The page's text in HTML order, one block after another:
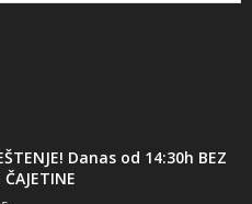
Danas od 14:30h BEZ